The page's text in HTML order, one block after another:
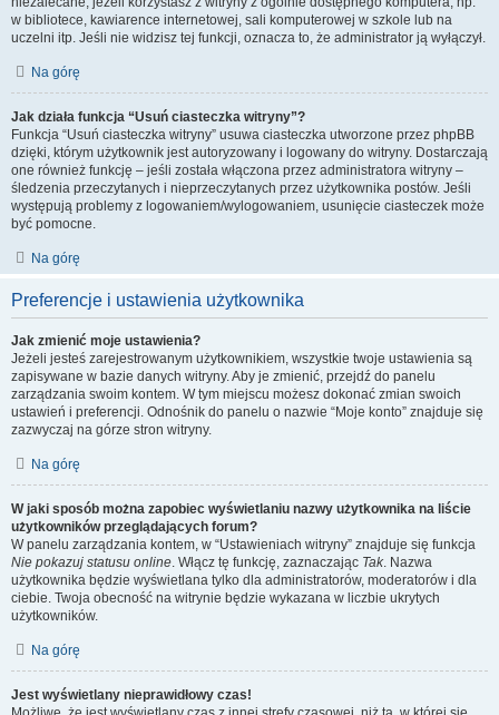
w bibliotece, kawiarence internetowej, sali komputerowej w szkole lub na
uczelni itp. Jeśli nie widzisz tej funkcji, oznacza to, że administrator ją wyłączył.
Na górę
Jak działa funkcja “Usuń ciasteczka witryny”?
Funkcja “Usuń ciasteczka witryny” usuwa ciasteczka utworzone przez phpBB
dzięki, którym użytkownik jest autoryzowany i logowany do witryny. Dostarczają
one również funkcję – jeśli została włączona przez administratora witryny –
śledzenia przeczytanych i nieprzeczytanych przez użytkownika postów. Jeśli
występują problemy z logowaniem/wylogowaniem, usunięcie ciasteczek może
być pomocne.
Na górę
Preferencje i ustawienia użytkownika
Jak zmienić moje ustawienia?
Jeżeli jesteś zarejestrowanym użytkownikiem, wszystkie twoje ustawienia są
zapisywane w bazie danych witryny. Aby je zmienić, przejdź do panelu
zarządzania swoim kontem. W tym miejscu możesz dokonać zmian swoich
ustawień i preferencji. Odnośnik do panelu o nazwie “Moje konto” znajduje się
zazwyczaj na górze stron witryny.
Na górę
W jaki sposób można zapobiec wyświetlaniu nazwy użytkownika na liście
użytkowników przeglądających forum?
W panelu zarządzania kontem, w “Ustawieniach witryny” znajduje się funkcja
Nie pokazuj statusu online. Włącz tę funkcję, zaznaczając Tak. Nazwa
użytkownika będzie wyświetlana tylko dla administratorów, moderatorów i dla
ciebie. Twoja obecność na witrynie będzie wykazana w liczbie ukrytych
użytkowników.
Na górę
Jest wyświetlany nieprawidłowy czas!